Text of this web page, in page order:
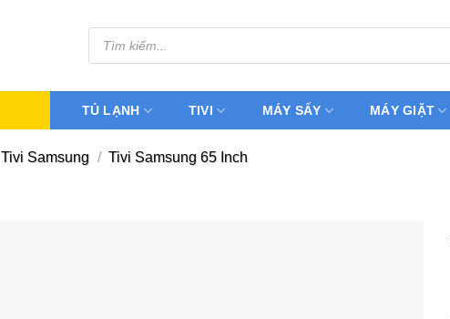
Tìm
kiếm
sản
TỦ LẠNH TIVI MÁY SẤY MÁY GIẶT
Tivi Samsung / Tivi Samsung 65 Inch